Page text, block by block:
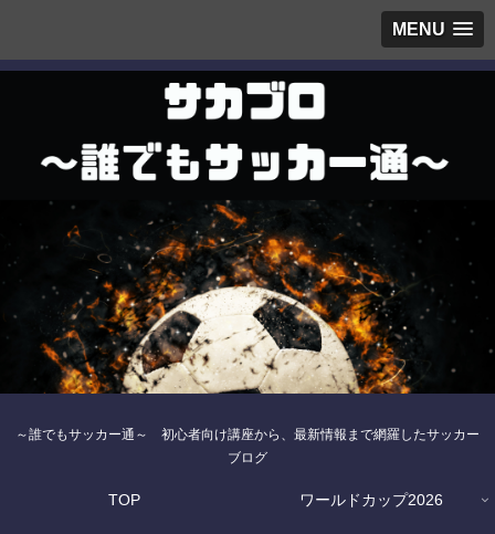
MENU
～誰でもサッカー通～ 初心者向け講座から、最新情報まで網羅したサッカー
ブログ
TOP ワールドカップ2026